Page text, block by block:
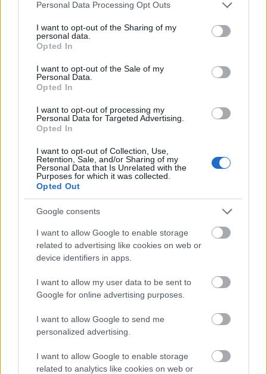
Please note that this website/app uses one or more Google
not limited to your visit or usage behaviour. You may click to
grant or deny consent to Google and its third-party tags to
use your data for below specified purposes in below Google
consent section.
Personal Data Processing Opt Outs
I want to opt-out of the Sharing of my
personal data.
Opted In
I want to opt-out of the Sale of my
Personal Data.
Opted In
I want to opt-out of processing my
Personal Data for Targeted Advertising.
Opted In
I want to opt-out of Collection, Use,
Retention, Sale, and/or Sharing of my
Personal Data that Is Unrelated with the
Purposes for which it was collected.
Opted Out
Google consents
I want to allow Google to enable storage
related to advertising like cookies on web or
device identifiers in apps.
I want to allow my user data to be sent to
Google for online advertising purposes.
I want to allow Google to send me
personalized advertising.
I want to allow Google to enable storage
related to analytics like cookies on web or
jugadores Saúl o Lemar, ya que Marcos Llorente y Koke son
fijos en el esquema de Simeone.
Valor de mercado
El medio argentino aparece en Comunio con un precio
inicial de 4.000.000 €. Su valor actual es inferior al de otros
centrocampistas rojiblancos como Marcos Llorente, Saúl,
Koke y Yannick Carrasco. Probablemente suba
rápidamente al ser un nuevo fichaje en LaLiga.
Estadísticas 20/21
La temporada pasada disputó 36 partidos con Udinese en
los que anotó 9 goles y dio 9 asistencias, promediando una
nota de 7,53 enSofaScore
, la segunda más alta entre los
jugadores de la Serie A, sólo superado por Lorenzo Insigne.
Estas han sido sus estadísticas por partido en las cinco
temporadas que ha jugado en Udine: 2 tiros, 2,1 pases
clave, 1,3 entradas, 53% en duelos ganados. En las tres
últimas campañas decomunio.itsumó 191, 201 y 230